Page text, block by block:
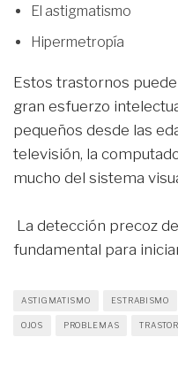
El astigmatismo
Hipermetropía
Estos trastornos
gran esfuerzo
pequeños desde las
televisión, la
mucho del sistema
La detección precoz
fundamental para
ASTIGMATISMO ESTRABISMO
OJOS PROBLEMAS